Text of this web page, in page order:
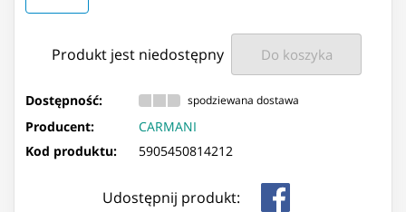
Produkt jest niedostępny Do koszyka
Dostępność: spodziewana dostawa
Producent:
CARMANI
Kod produktu:
5905450814212
Udostępnij produkt: